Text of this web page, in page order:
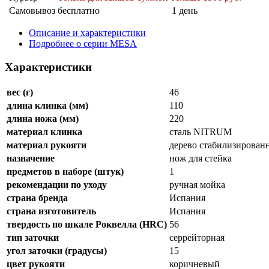
Самовывоз бесплатно 1 день
Описание и характеристики
Подробнее о серии MESA
Характеристики
вес (г)
46
длина клинка (мм)
110
длина ножа (мм)
220
материал клинка
сталь NITRUM
материал рукояти
дерево
назначение
нож для стейка
предметов в наборе (штук)
1
рекомендации по уходу
ручная мойка
страна бренда
Испания
страна изготовитель
Испания
твердость по шкале Роквелла (HRC) 56
тип заточки
серрейторная
угол заточки (градусы)
15
цвет рукояти
коричневый